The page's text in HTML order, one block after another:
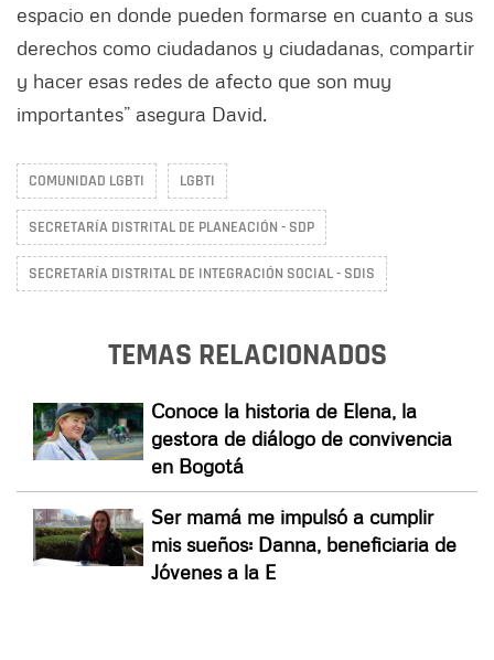
espacio en donde pueden formarse en cuanto a sus
derechos como ciudadanos y ciudadanas, compartir
y hacer esas redes de afecto que son muy
importantes” asegura David.
COMUNIDAD LGBTI LGBTI
SECRETARÍA DISTRITAL DE PLANEACIÓN - SDP
SECRETARÍA DISTRITAL DE INTEGRACIÓN SOCIAL - SDIS
TEMAS RELACIONADOS
Conoce la historia de Elena, la
gestora de diálogo de convivencia
en Bogotá
Ser mamá me impulsó a cumplir
mis sueños: Danna, beneficiaria de
Jóvenes a la E